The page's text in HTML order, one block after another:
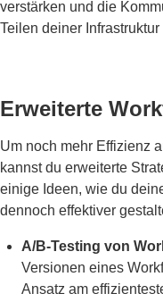
verstärken und die
Teilen deiner
Erweiterte
Um noch mehr Effizienz
kannst du erweiterte
einige Ideen, wie du
dennoch effektiver
A/B-Testing von
Versionen eines
Ansatz am